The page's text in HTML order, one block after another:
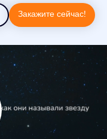
Закажите сейчас!